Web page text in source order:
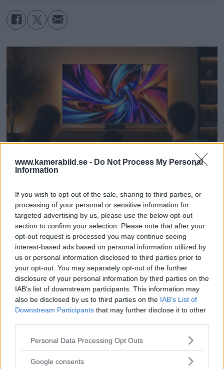
www.kamerabild.se - Do Not Process My Personal
Information
If you wish to opt-out of the sale, sharing to third parties, or
processing of your personal or sensitive information for
targeted advertising by us, please use the below opt-out
section to confirm your selection. Please note that after your
opt-out request is processed you may continue seeing
interest-based ads based on personal information utilized by
us or personal information disclosed to third parties prior to
your opt-out. You may separately opt-out of the further
disclosure of your personal information by third parties on the
IAB’s list of downstream participants. This information may
also be disclosed by us to third parties on the IAB’s List of
Downstream Participants that may further disclose it to other
Please note that this website/app uses one or more Google
not limited to your visit or usage behaviour. You may click to
Personal Data Processing Opt Outs
Google consents
orange – som reproducerar mer
livfulla, effektfulla färger – samt grått,
återgivna färgomfånget i den nya
serien hanterar 96 % av provboken
PANTONE™ FORMULA GUIDE Solid
Coated[2], något som gör serien
perfekt för utskrift av företagsfärger.
Väsentligt större hållbarhet
Med bläckuppsättningen LUCIA PRO II
kan användarna producera mycket
mer hållbara resultat, eftersom de nya
bläcken ger ett väsentligt bättre skydd
mot nötning på fotopapper. Affischer
och andra utskrifter utsätts för färre
risker att skadas/repas när de
hanteras, transporteras och monteras
på plats. Ett mycket ljusbeständigt
pigment i bläckuppsättning ökar
dessutom färgbeständigheten
Dolby Vision 2 lanseras –
nästa generation HDR ger
bättre bild
För de som älskar både film och dynamiskt
omfång släpps nu Dolby Vision 2, en ny
bildmotor som analyserar bilden och scenen
och förbättrar den för tittaren.